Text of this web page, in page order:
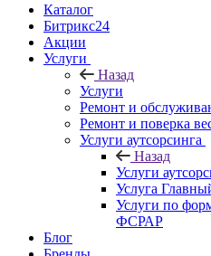
Каталог
Битрикс24
Акции
Услуги
Назад
Услуги
Ремонт и
Ремонт и поверка
Услуги аутсорсинга
Назад
Услуги
Услуга
Услуги по
ФСРАР
Блог